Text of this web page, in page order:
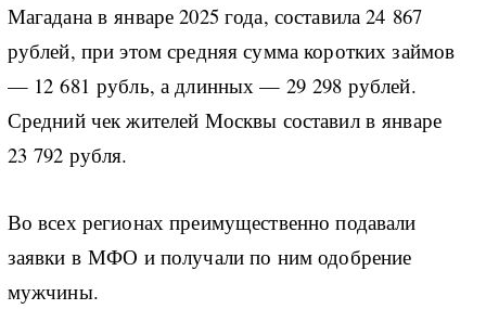
Магадана в январе 2025 года, составила 24 867
рублей, при этом средняя сумма коротких займов
— 12 681 рубль, а длинных — 29 298 рублей.
Средний чек жителей Москвы составил в январе
23 792 рубля.
Во всех регионах преимущественно подавали
заявки в МФО и получали по ним одобрение
мужчины.